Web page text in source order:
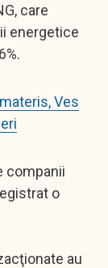
care
energetice
Ves
companii
o
au